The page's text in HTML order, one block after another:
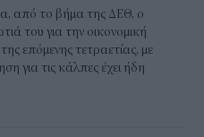
από το βήμα της ΔΕΘ, ο
του για την οικονομική
επόμενης τετραετίας, με
για τις κάλπες έχει ήδη